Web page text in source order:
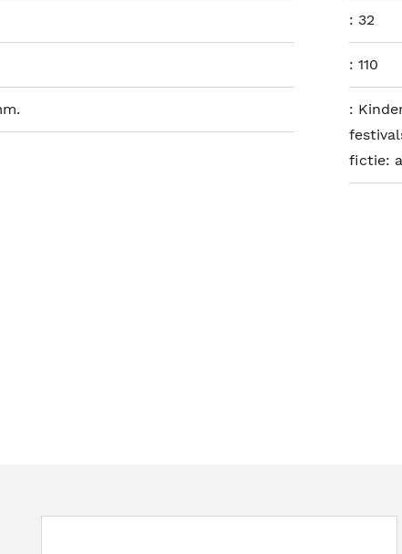
:32
:110
:
fictie: